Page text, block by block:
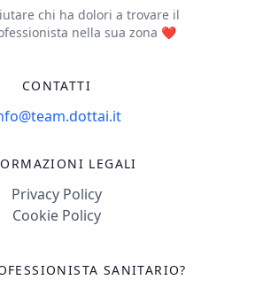
chi ha dolori a trovare il
nella sua zona ❤️
CONTATTI
LEGALI
Privacy Policy
Cookie Policy
SANITARIO?